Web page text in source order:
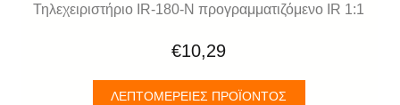
Τηλεχειριστήριο IR-180-N προγραμματιζόμενο IR 1:1
€10,29
ΛΕΠΤΟΜΈΡΕΙΕΣ ΠΡΟΪΌΝΤΟΣ